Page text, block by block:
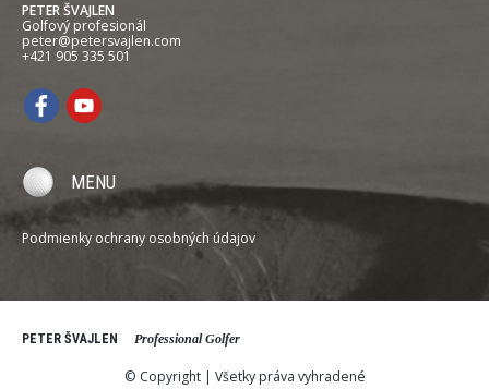
PETER ŠVAJLEN
Golfový profesionál
peter@petersvajlen.com
+421 905 335 501
MENU
Podmienky ochrany osobných údajov
PETER ŠVAJLEN Professional Golfer
© Copyright | Všetky práva vyhradené